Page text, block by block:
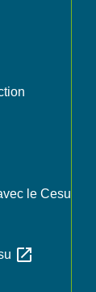
le Cesu
open_in_new